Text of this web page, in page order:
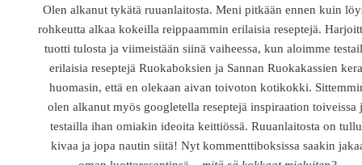
Olen alkanut tykätä ruuanlaitosta. Meni pitkään ennen kuin
rohkeutta alkaa kokeilla reippaammin erilaisia reseptejä.
tuotti tulosta ja viimeistään siinä vaiheessa, kun aloimme
erilaisia reseptejä Ruokaboksien ja Sannan Ruokakassien
huomasin, että en olekaan aivan toivoton kotikokki.
olen alkanut myös googletella reseptejä inspiraation toiveissa
testailla ihan omiakin ideoita keittiössä. Ruuanlaitosta on
kivaa ja jopa nautin siitä! Nyt kommenttiboksissa saakin